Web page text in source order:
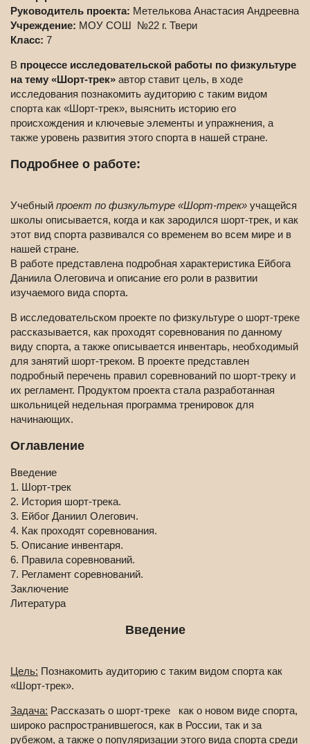
Руководитель проекта: Метелькова Анастасия Андреевна
Учреждение: МОУ СОШ №22 г. Твери
Класс: 7
В процессе исследовательской работы по физкультуре
на тему «Шорт-трек» автор ставит цель, в ходе
исследования познакомить аудиторию с таким видом
спорта как «Шорт-трек», выяснить историю его
происхождения и ключевые элементы и упражнения, а
также уровень развития этого спорта в нашей стране.
Подробнее о работе:
Учебный проект по физкультуре «Шорт-трек» учащейся
школы описывается, когда и как зародился шорт-трек, и как
этот вид спорта развивался со временем во всем мире и в
нашей стране.
В работе представлена подробная характеристика Ейбога
Даниила Олеговича и описание его роли в развитии
изучаемого вида спорта.
В исследовательском проекте по физкультуре о шорт-треке
рассказывается, как проходят соревнования по данному
виду спорта, а также описывается инвентарь, необходимый
для занятий шорт-треком. В проекте представлен
подробный перечень правил соревнований по шорт-треку и
их регламент. Продуктом проекта стала разработанная
школьницей недельная программа тренировок для
начинающих.
Оглавление
Введение
1. Шорт-трек
2. История шорт-трека.
3. Ейбог Даниил Олегович.
4. Как проходят соревнования.
5. Описание инвентаря.
6. Правила соревнований.
7. Регламент соревнований.
Заключение
Литература
Введение
Цель: Познакомить аудиторию с таким видом спорта как
«Шорт-трек».
Задача: Рассказать о шорт-треке как о новом виде спорта,
широко распространившегося, как в России, так и за
рубежом, а также о популяризации этого вида спорта среди